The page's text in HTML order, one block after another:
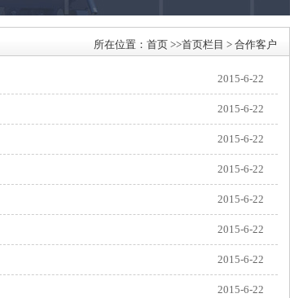
所在位置： 首页 >>首页栏目 > 合作客户
2015-6-22
2015-6-22
2015-6-22
2015-6-22
2015-6-22
2015-6-22
2015-6-22
2015-6-22